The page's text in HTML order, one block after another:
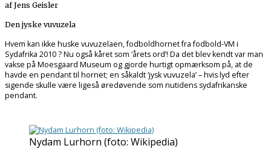
af Jens Geisler
Den jyske vuvuzela
Hvem kan ikke huske vuvuzelaen, fodboldhornet fra fodbold-VM i
Sydafrika 2010 ? Nu også kåret som ‘årets ord’! Da det blev kendt var man
vakse på Moesgaard Museum og gjorde hurtigt opmærksom på, at de
havde en pendant til hornet; en såkaldt ‘jysk vuvuzela’ – hvis lyd efter
sigende skulle være ligeså øredøvende som nutidens sydafrikanske
pendant.
Nydam Lurhorn (foto: Wikipedia)